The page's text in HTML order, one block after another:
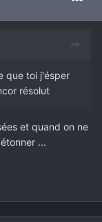
que toi j'ésper
résolut
et quand on ne
...